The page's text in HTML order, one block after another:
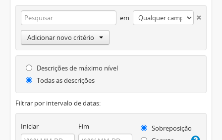
em
Adicionar novo critério
Descrições de máximo nível
Todas as descrições
Filtrar por intervalo de datas:
Iniciar Fim
Sobreposição